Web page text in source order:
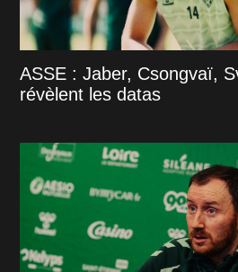
ASSE : Jaber, Csongvaï,
révèlent les datas